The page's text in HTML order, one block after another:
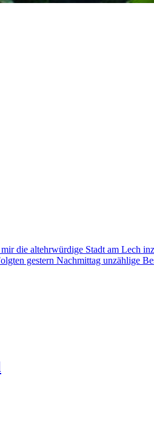
die altehrwürdige Stadt am Lech
gestern Nachmittag unzählige